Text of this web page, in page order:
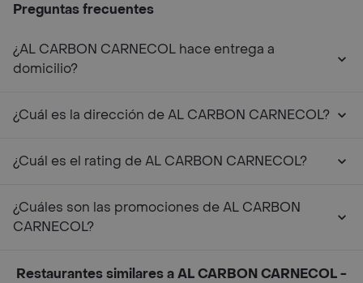
Preguntas frecuentes
¿AL CARBON CARNECOL hace entrega a
domicilio?
¿Cuál es la dirección de AL CARBON CARNECOL?
¿Cuál es el rating de AL CARBON CARNECOL?
¿Cuáles son las promociones de AL CARBON
CARNECOL?
Restaurantes similares a AL CARBON CARNECOL -